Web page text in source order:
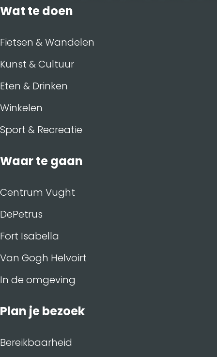
Wat te doen
Fietsen & Wandelen
Kunst & Cultuur
Eten & Drinken
Winkelen
Sport & Recreatie
Waar te gaan
Centrum Vught
DePetrus
Fort Isabella
Van Gogh Helvoirt
In de omgeving
Plan je bezoek
Bereikbaarheid